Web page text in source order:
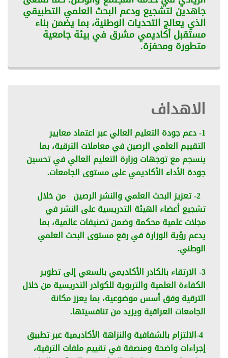
جاهدين لتشجيع ودعم البحث العلمي التطبيقي
الذي يعالج التحديات الوطنية، بما يضمن بناء
مستقبل أكاديمي مشرق في بيئة جامعية
متطورة ومحفزة.
الاهداف
1- دعم جودة التعليم العالي عبر اعتماد معايير
التقييم العلمي الرصين في معاملات الترقية، بما
ينسجم مع توجهات وزارة التعليم العالي في تحسين
جودة الأداء الأكاديمي على مستوى الجامعات.
2- تعزيز البحث العلمي والنشر الرصين من خلال
تشجيع أعضاء الهيئة التدريسية على النشر في
مجلات علمية محكمة وضمن تصنيفات عالمية، بما
يدعم رؤية الوزارة في رفع مستوى البحث العلمي
الوطني.
3- الارتقاء بالكادر الأكاديمي بالسعي إلى تطوير
الكفاءة العلمية والتربوية للكوادر التدريسية من خلال
الترقية وفق أسس موضوعية، بما يعزز مكانة
الجامعات العراقية ويزيد من تنافسيتها.
4-الالتزام بالشفافية والنزاهة الأكاديمية عبر تطبيق
إجراءات واضحة ومنصفة في تقييم ملفات الترقية،